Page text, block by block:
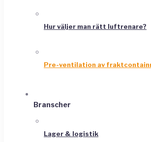
Hur väljer man rätt luftrenare?
Pre-ventilation av
Branscher
Lager & logistik